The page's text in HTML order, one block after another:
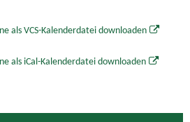
als VCS-Kalenderdatei downloaden
als iCal-Kalenderdatei downloaden